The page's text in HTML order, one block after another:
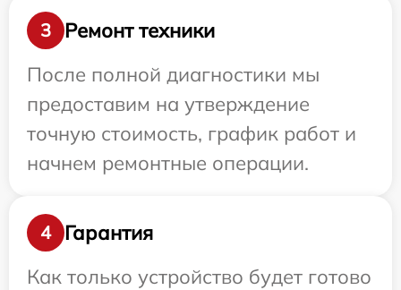
3
Ремонт техники
После полной диагностики мы
предоставим на утверждение
точную стоимость, график работ и
начнем ремонтные операции.
4
Гарантия
Как только устройство будет готово